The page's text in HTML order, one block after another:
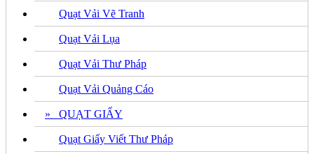
Quạt Vải Vẽ Tranh
Quạt Vải Lụa
Quạt Vải Thư Pháp
Quạt Vải Quảng Cáo
» QUẠT GIẤY
Quạt Giấy Viết Thư Pháp